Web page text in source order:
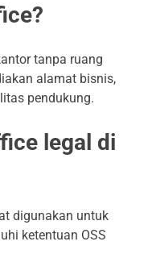
tanpa ruang
alamat bisnis,
pendukung.
legal di
digunakan untuk
ketentuan OSS